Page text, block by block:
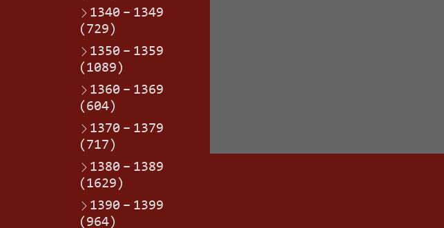
1340 – 1349
(729)
1350 – 1359
(1089)
1360 – 1369
(604)
1370 – 1379
(717)
1380 – 1389
(1629)
1390 – 1399
(964)